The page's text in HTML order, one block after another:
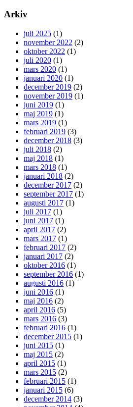
Arkiv
juli 2025 (1)
november 2022 (2)
oktober 2022 (1)
juli 2020 (1)
mars 2020 (1)
januari 2020 (1)
december 2019 (2)
november 2019 (1)
juni 2019 (1)
maj 2019 (1)
mars 2019 (1)
februari 2019 (3)
december 2018 (3)
juli 2018 (2)
maj 2018 (1)
mars 2018 (1)
januari 2018 (2)
december 2017 (2)
september 2017 (1)
augusti 2017 (1)
juli 2017 (1)
juni 2017 (1)
april 2017 (2)
mars 2017 (1)
februari 2017 (2)
januari 2017 (2)
oktober 2016 (1)
september 2016 (1)
augusti 2016 (1)
juni 2016 (1)
maj 2016 (2)
april 2016 (5)
mars 2016 (3)
februari 2016 (1)
december 2015 (1)
juni 2015 (1)
maj 2015 (2)
april 2015 (1)
mars 2015 (2)
februari 2015 (1)
januari 2015 (6)
december 2014 (3)